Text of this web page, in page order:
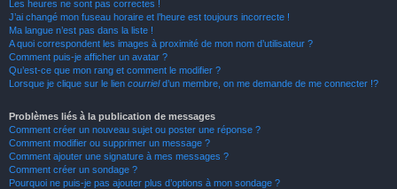
Les heures ne sont pas correctes !
J’ai changé mon fuseau horaire et l’heure est toujours incorrecte !
Ma langue n’est pas dans la liste !
A quoi correspondent les images à proximité de mon nom d’utilisateur ?
Comment puis-je afficher un avatar ?
Qu’est-ce que mon rang et comment le modifier ?
Lorsque je clique sur le lien courrield’un membre, on me demande de me connecter !?
Problèmes liés à la publication de messages
Comment créer un nouveau sujet ou poster une réponse ?
Comment modifier ou supprimer un message ?
Comment ajouter une signature à mes messages ?
Comment créer un sondage ?
Pourquoi ne puis-je pas ajouter plus d’options à mon sondage ?